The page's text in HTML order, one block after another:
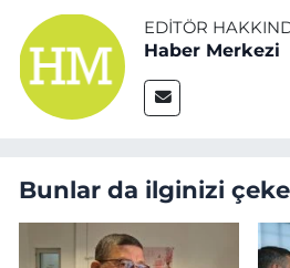
EDITÖR
Haber Merkezi
Bunlar da ilginizi